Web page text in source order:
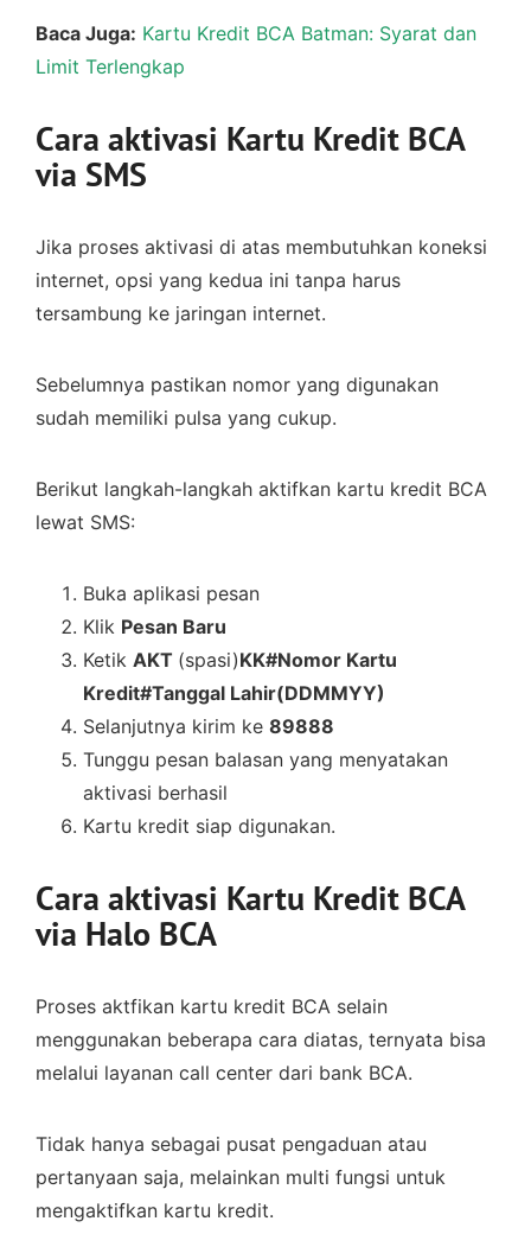
Baca Juga: Kartu Kredit BCA Batman: Syarat dan
Limit Terlengkap
Cara aktivasi Kartu Kredit BCA
via SMS
Jika proses aktivasi di atas membutuhkan koneksi
internet, opsi yang kedua ini tanpa harus
tersambung ke jaringan internet.
Sebelumnya pastikan nomor yang digunakan
sudah memiliki pulsa yang cukup.
Berikut langkah-langkah aktifkan kartu kredit BCA
lewat SMS:
Buka aplikasi pesan
Klik Pesan Baru
Ketik AKT (spasi)KK#Nomor Kartu
Kredit#Tanggal Lahir(DDMMYY)
Selanjutnya kirim ke 89888
Tunggu pesan balasan yang menyatakan
aktivasi berhasil
Kartu kredit siap digunakan.
Cara aktivasi Kartu Kredit BCA
via Halo BCA
Proses aktfikan kartu kredit BCA selain
menggunakan beberapa cara diatas, ternyata bisa
melalui layanan call center dari bank BCA.
Tidak hanya sebagai pusat pengaduan atau
pertanyaan saja, melainkan multi fungsi untuk
mengaktifkan kartu kredit.